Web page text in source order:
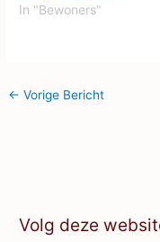
In "Bewoners"
← Vorige Bericht
Volg deze